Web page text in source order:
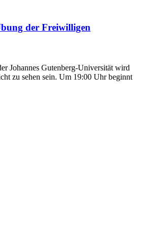
der Freiwilligen
Johannes Gutenberg-Universität wird
zu sehen sein. Um 19:00 Uhr beginnt